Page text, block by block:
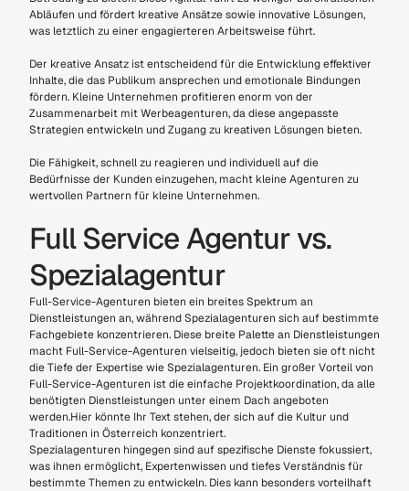
Abläufen und fördert kreative Ansätze sowie innovative Lösungen,
was letztlich zu einer engagierteren Arbeitsweise führt.
Der kreative Ansatz ist entscheidend für die Entwicklung effektiver
Inhalte, die das Publikum ansprechen und emotionale Bindungen
fördern. Kleine Unternehmen profitieren enorm von der
Zusammenarbeit mit Werbeagenturen, da diese angepasste
Strategien entwickeln und Zugang zu kreativen Lösungen bieten.
Die Fähigkeit, schnell zu reagieren und individuell auf die
Bedürfnisse der Kunden einzugehen, macht kleine Agenturen zu
wertvollen Partnern für kleine Unternehmen.
Full Service Agentur vs.
Spezialagentur
Full-Service-Agenturen bieten ein breites Spektrum an
Dienstleistungen an, während Spezialagenturen sich auf bestimmte
Fachgebiete konzentrieren. Diese breite Palette an Dienstleistungen
macht Full-Service-Agenturen vielseitig, jedoch bieten sie oft nicht
die Tiefe der Expertise wie Spezialagenturen. Ein großer Vorteil von
Full-Service-Agenturen ist die einfache Projektkoordination, da alle
benötigten Dienstleistungen unter einem Dach angeboten
werden.Hier könnte Ihr Text stehen, der sich auf die Kultur und
Traditionen in Österreich konzentriert.
Spezialagenturen hingegen sind auf spezifische Dienste fokussiert,
was ihnen ermöglicht, Expertenwissen und tiefes Verständnis für
bestimmte Themen zu entwickeln. Dies kann besonders vorteilhaft